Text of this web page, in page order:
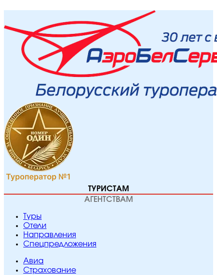
ТУРИСТАМ
АГЕНТСТВАМ
Туры
Отели
Направления
Спецпредложения
Авиа
Страхование